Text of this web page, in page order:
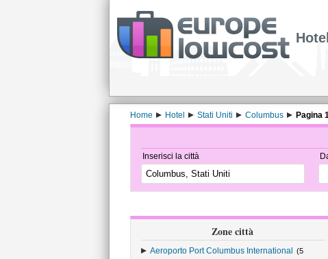
Home Hotel Stati Uniti Columbus Pagina
Inserisci la città
Zone città
Aeroporto Port Columbus International
(5